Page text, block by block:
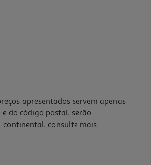
apresentados servem apenas
do código postal, serão
continental, consulte mais